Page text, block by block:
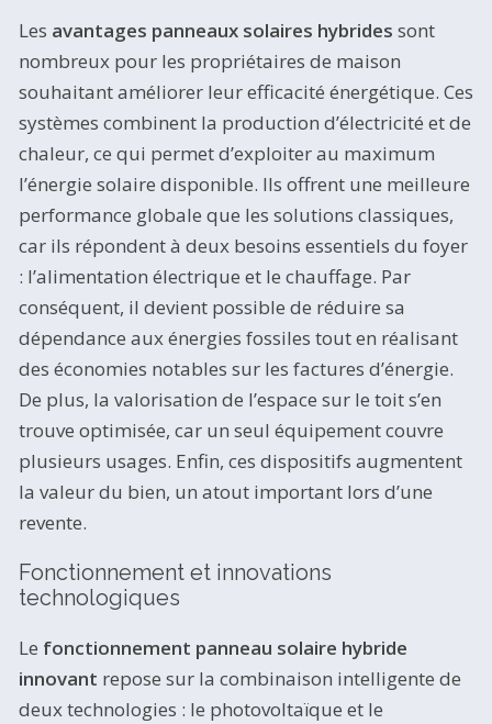
Les avantages panneaux solaires hybrides sont
nombreux pour les propriétaires de maison
souhaitant améliorer leur efficacité énergétique. Ces
systèmes combinent la production d’électricité et de
chaleur, ce qui permet d’exploiter au maximum
l’énergie solaire disponible. Ils offrent une meilleure
performance globale que les solutions classiques,
car ils répondent à deux besoins essentiels du foyer
: l’alimentation électrique et le chauffage. Par
conséquent, il devient possible de réduire sa
dépendance aux énergies fossiles tout en réalisant
des économies notables sur les factures d’énergie.
De plus, la valorisation de l’espace sur le toit s’en
trouve optimisée, car un seul équipement couvre
plusieurs usages. Enfin, ces dispositifs augmentent
la valeur du bien, un atout important lors d’une
revente.
Fonctionnement et innovations
technologiques
Le fonctionnement panneau solaire hybride
innovant repose sur la combinaison intelligente de
deux technologies : le photovoltaïque et le